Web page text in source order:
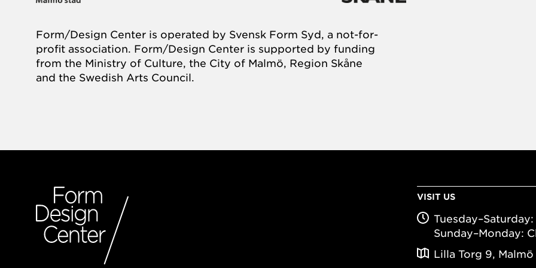
Form/Design Center is operated by Svensk Form Syd, a not-for-
profit association. Form/Design Center is supported by funding
from the Ministry of Culture, the City of Malmö, Region Skåne
and the Swedish Arts Council.
VISIT US
Tuesday–Saturday:
Sunday–Monday:
Lilla Torg 9, Malmö